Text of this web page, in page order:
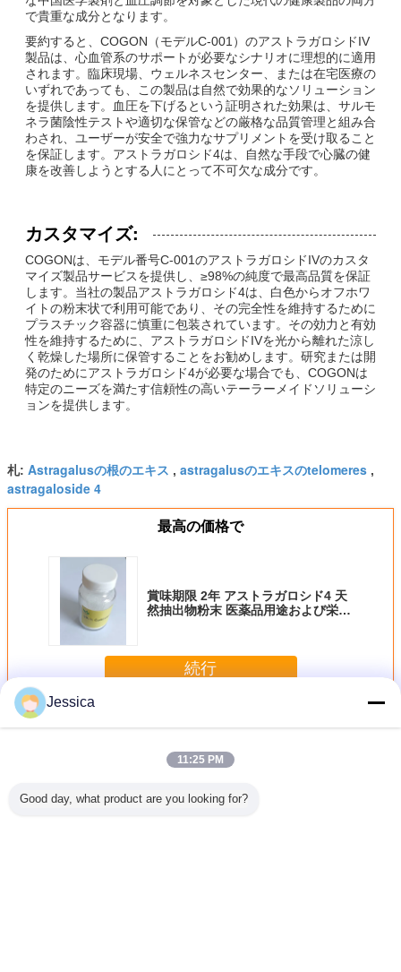
で貴重な成分となります。
要約すると、COGON（モデルC-001）のアストラガロシドIV
製品は、心血管系のサポートが必要なシナリオに理想的に適用
されます。臨床現場、ウェルネスセンター、または在宅医療の
いずれであっても、この製品は自然で効果的なソリューション
を提供します。血圧を下げるという証明された効果は、サルモ
ネラ菌陰性テストや適切な保管などの厳格な品質管理と組み合
わされ、ユーザーが安全で強力なサプリメントを受け取ること
を保証します。アストラガロシド4は、自然な手段で心臓の健
康を改善しようとする人にとって不可欠な成分です。
カスタマイズ:
COGONは、モデル番号C-001のアストラガロシドIVのカスタ
マイズ製品サービスを提供し、≥98%の純度で最高品質を保証
します。当社の製品アストラガロシド4は、白色からオフホワ
イトの粉末状で利用可能であり、その完全性を維持するために
プラスチック容器に慎重に包装されています。その効力と有効
性を維持するために、アストラガロシドIVを光から離れた涼し
く乾燥した場所に保管することをお勧めします。研究または開
発のためにアストラガロシド4が必要な場合でも、COGONは
特定のニーズを満たす信頼性の高いテーラーメイドソリューシ
ョンを提供します。
札: Astragalusの根のエキス , astragalusのエキスのtelomeres ,
astragaloside 4
最高の価格で
賞味期限 2年 アストラガロシド4 天
然抽出物粉末 医薬品用途および栄養
続行
多くアストラガロサイドIV
Jessica
11:25 PM
Good day, what product are you looking for?